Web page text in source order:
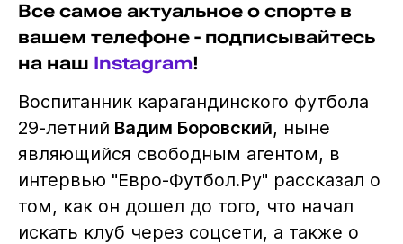
Все самое актуальное о спорте в
вашем телефоне - подписывайтесь
на наш Instagram!
Воспитанник карагандинского футбола
29-летний Вадим Боровский, ныне
являющийся свободным агентом, в
интервью "Евро-Футбол.Ру" рассказал о
том, как он дошел до того, что начал
искать клуб через соцсети, а также о